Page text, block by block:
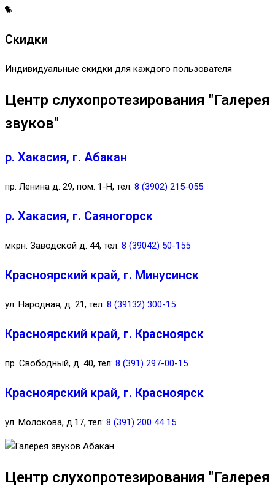
Скидки
Индивидуальные скидки для каждого пользователя
Центр слухопротезирования "Галерея
звуков"
р. Хакасия, г. Абакан
пр. Ленина д. 29, пом. 1-Н, тел: 8 (3902) 215-055
р. Хакасия, г. Саяногорск
мкрн. Заводской д. 44, тел: 8 (39042) 50-155
Красноярский край, г. Минусинск
ул. Народная, д. 21, тел: 8 (39132) 300-15
Красноярский край, г. Красноярск
пр. Свободный, д. 40, тел: 8 (391) 297-00-15
Красноярский край, г. Красноярск
ул. Молокова, д.17, тел: 8 (391) 200 44 15
Центр слухопротезирования "Галерея